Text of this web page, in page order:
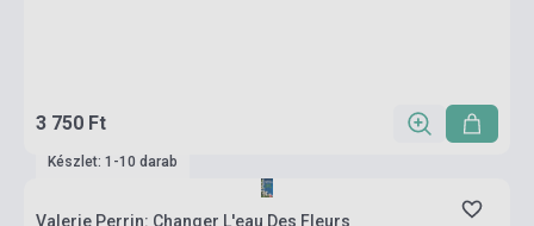
3 750 Ft
Készlet: 1-10 darab
Valerie Perrin: Changer L'eau Des Fleurs